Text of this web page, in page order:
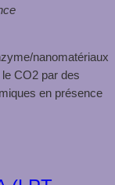
nanomatériaux
CO2 par des
en présence